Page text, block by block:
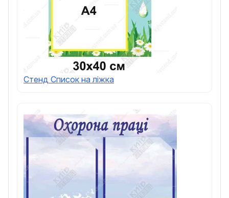
Стенд Список на ліжка